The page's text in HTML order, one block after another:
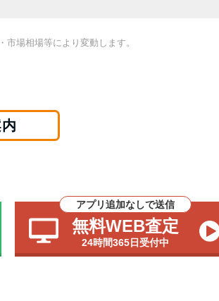
場相場等により変動します。
アプリ追加なしで送信
無料WEB査定
24時間365日受付中